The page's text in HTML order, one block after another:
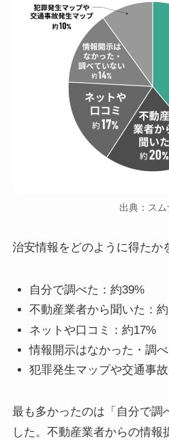
出典：スム
治安情報をどのように得たか
自分で調べた：約39%
不動産業者から聞いた：
ネットや口コミ：約17%
情報開示はなかった・調
犯罪発生マップや交通事
最も多かったのは「自分で調
した。不動産業者からの情報